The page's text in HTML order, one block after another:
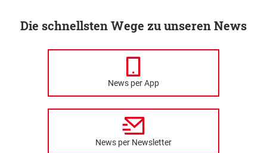
Die schnellsten Wege zu unseren News
News per App
News per Newsletter